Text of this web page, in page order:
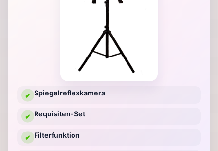
✔ Spiegelreflexkamera
✔ Requisiten-Set
✔ Filterfunktion